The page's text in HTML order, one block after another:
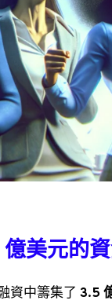
美元的
資中籌集了3.5